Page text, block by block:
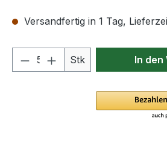
Versandfertig in 1 Tag,
Produkt Anzahl: Gib
Stk In den